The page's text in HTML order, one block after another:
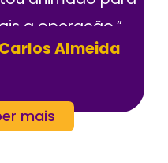
a operação.”
Carlos Almeida
mais